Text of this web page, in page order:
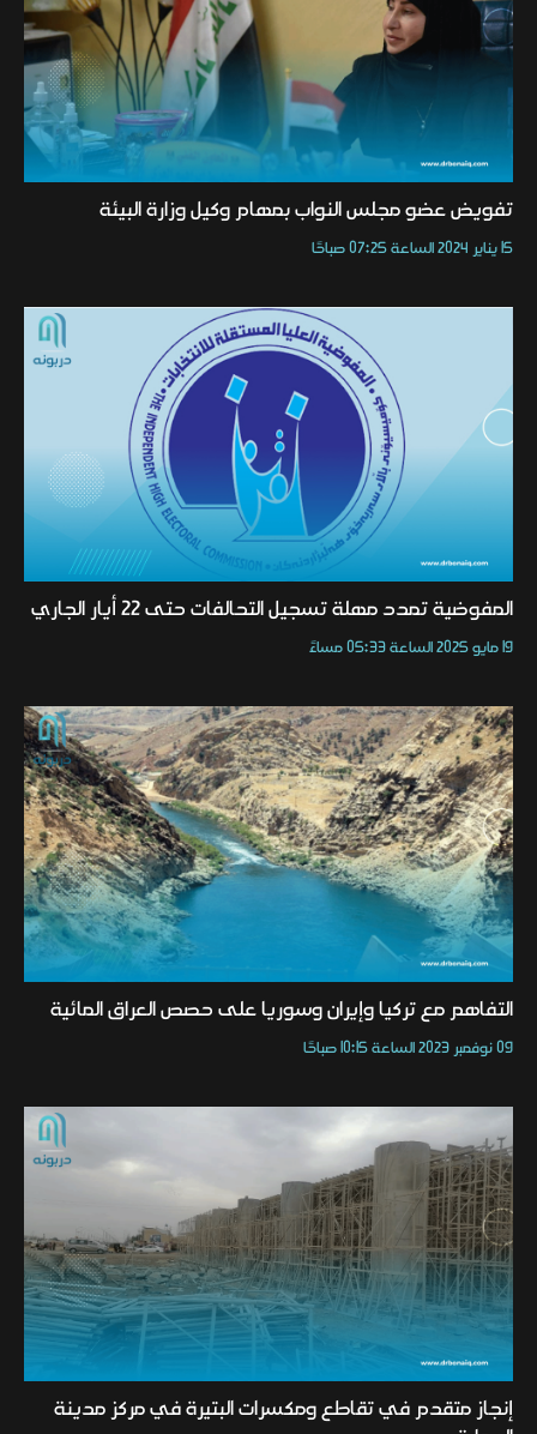
تفويض عضو مجلس النواب بمهام وكيل وزارة البيئة
15 يناير 2024 الساعة 07:25 صباحًا
المفوضية تمدد مهلة تسجيل التحالفات حتى 22 أيار الجاري
19 مايو 2025 الساعة 05:33 مساءً
التفاهم مع تركيا وإيران وسوريا على حصص العراق المائية
09 نوفمبر 2023 الساعة 10:15 صباحًا
إنجاز متقدم في تقاطع ومكسرات البتيرة في مركز مدينة